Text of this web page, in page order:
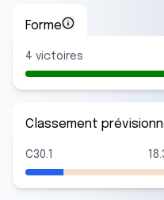
Forme
4 victoires
Classement
C30.1